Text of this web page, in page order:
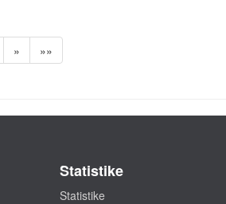
» »»
Statistike
Statistike